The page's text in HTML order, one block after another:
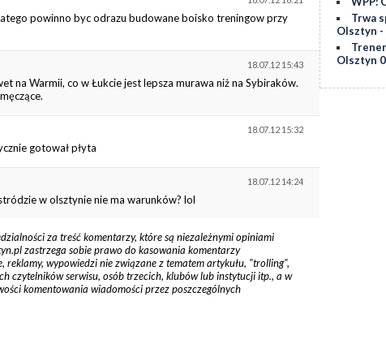
powinno byc odrazu budowane boisko treningow przy
18.07.12 15:43
na Warmii, co w Łukcie jest lepsza murawa niż na Sybiraków.
18.07.12 15:32
gotował płyta
18.07.12 14:24
w olsztynie nie ma warunków? lol
za treść komentarzy, które są niezależnymi opiniami
zastrzega sobie prawo do kasowania komentarzy
reklamy, wypowiedzi nie związane z tematem artykułu, "trolling",
czytelników serwisu, osób trzecich, klubów lub instytucji itp., a w
komentowania wiadomości przez poszczególnych
Trwa
Olsztyn -
Olsztyn